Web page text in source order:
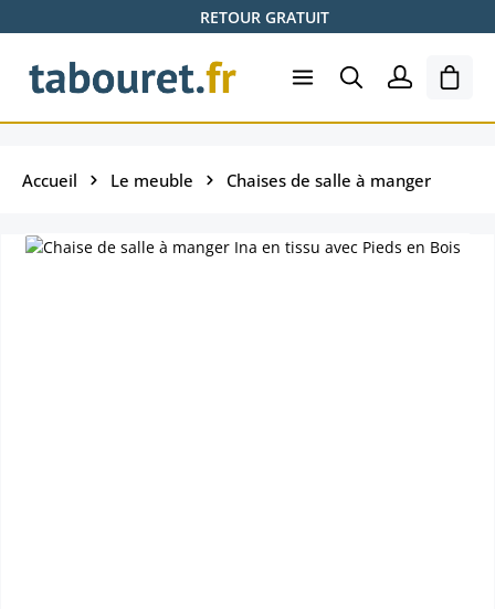
Passer au contenu principalRETOUR GRATUIT
Le
Accueil Le meuble Chaises de salle à manger